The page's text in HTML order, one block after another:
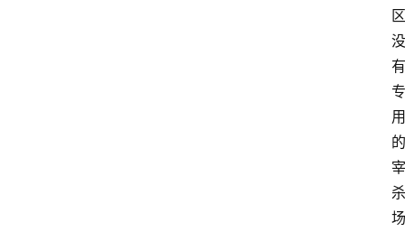
区
没
有
专
用
的
宰
杀
场